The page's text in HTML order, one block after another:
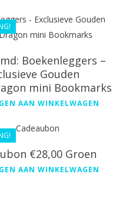
Boekenleggers –
Gouden
mini Bookmarks
AAN WINKELWAGEN
€28.00
25.20
€28,00 Groen
AAN WINKELWAGEN